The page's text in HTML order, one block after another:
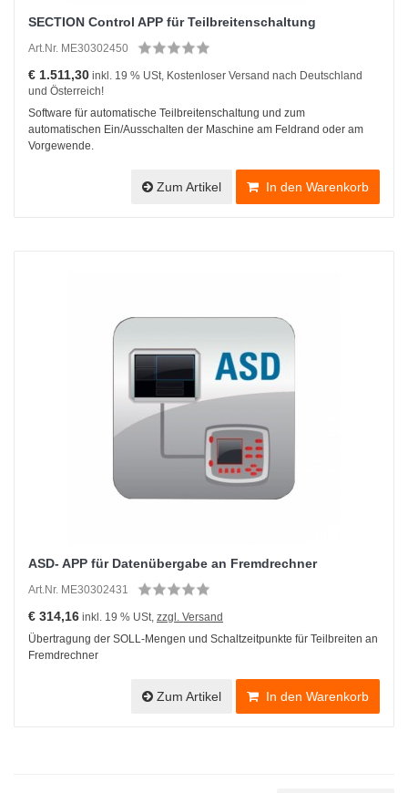
SECTION Control APP für Teilbreitenschaltung
Art.Nr. ME30302450
€ 1.511,30 inkl. 19 % USt, Kostenloser Versand nach Deutschland
und Österreich!
Software für automatische Teilbreitenschaltung und zum
automatischen Ein/Ausschalten der Maschine am Feldrand oder am
Vorgewende.
In den Warenkorb
Zum Artikel
ASD- APP für Datenübergabe an Fremdrechner
Art.Nr. ME30302431
€ 314,16 inkl. 19 % USt, zzgl. Versand
Übertragung der SOLL-Mengen und Schaltzeitpunkte für Teilbreiten an
Fremdrechner
In den Warenkorb
Zum Artikel